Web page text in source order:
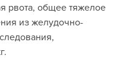
рвота, общее тяжелое
из желудочно-